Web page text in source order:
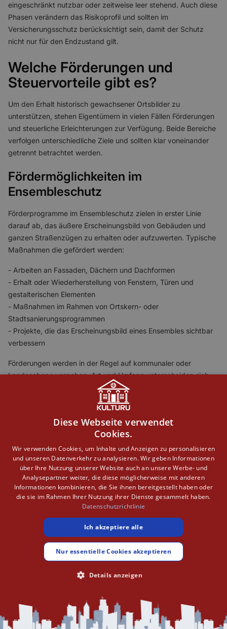
eingeschränkt nutzbar oder zeitweise leer stehend. Auch diese
Phasen verändern das Risikoprofil und sollten im
Versicherungsschutz berücksichtigt sein, damit der Schutz
nicht nur für den Endzustand gilt.
Welche Förderungen und
Steuervorteile gibt es?
Um den Erhalt historisch gewachsener Ortsbilder zu
unterstützen, stehen Eigentümern in vielen Fällen Förderungen
und steuerliche Erleichterungen zur Verfügung. Beide Bereiche
verfolgen unterschiedliche Ziele und sollten klar voneinander
getrennt betrachtet werden.
Fördermöglichkeiten im
Ensembleschutz
Förderprogramme im Ensembleschutz zielen in erster Linie
darauf ab, das äußere Erscheinungsbild von Gebäuden und
ganzen Straßenzügen zu erhalten oder aufzuwerten. Typische
Maßnahmen die gefördert werden:
- Arbeiten an Fassaden, Dächern und Dachformen
- Erhalt oder Wiederherstellung von Fenstern, Türen und
gestalterischen Elementen
- Maßnahmen im Rahmen von Ortskern- oder
Stadtsanierungsprogrammen
- Projekte, die das Erscheinungsbild eines Ensembles sichtbar
verbessern
Förderungen werden in der Regel auf kommunaler oder
Landesebene vergeben. Art und Umfang unterscheiden sich
dabei deutlich je nach Bundesland, Kommune und
Wo können Förderungen beantragt
Da es im Ensembleschutzkeine bundesweit einheitliche
Förderunggibt, erfolgt die Antragstellung immer auf regionaler
Ebene. Typische Anlaufstellen sind:
- Kommunale Stellen wie Stadt- oder Gemeindeverwaltungen
- Landesprogramme zur Stadtentwicklung oder
- Zuständige Denkmalbehörden oder Fachstellen auf
Welche Stelle konkret zuständig ist, hängt vom jeweiligen
ist eine frühzeitige Abstimmung sinnvoll, da Förderfähigkeit und
Genehmigung eng miteinander verknüpft sind.
Diese Webseite verwendet
Cookies.
Wir verwenden Cookies, um Inhalte und Anzeigen zu personalisieren
und unseren Datenverkehr zu analysieren. Wir geben Informationen
über Ihre Nutzung unserer Website auch an unsere Werbe- und
Analysepartner weiter, die diese möglicherweise mit anderen
Informationen kombinieren, die Sie ihnen bereitgestellt haben oder
die sie im Rahmen Ihrer Nutzung ihrer Dienste gesammelt haben.
Datenschutzrichtlinie
Ich akzeptiere alle
Nur essentielle Cookies akzeptieren
Details anzeigen
UNBEDINGT ERFORDERLICH
TARGETING FUNKTIONALITÄT